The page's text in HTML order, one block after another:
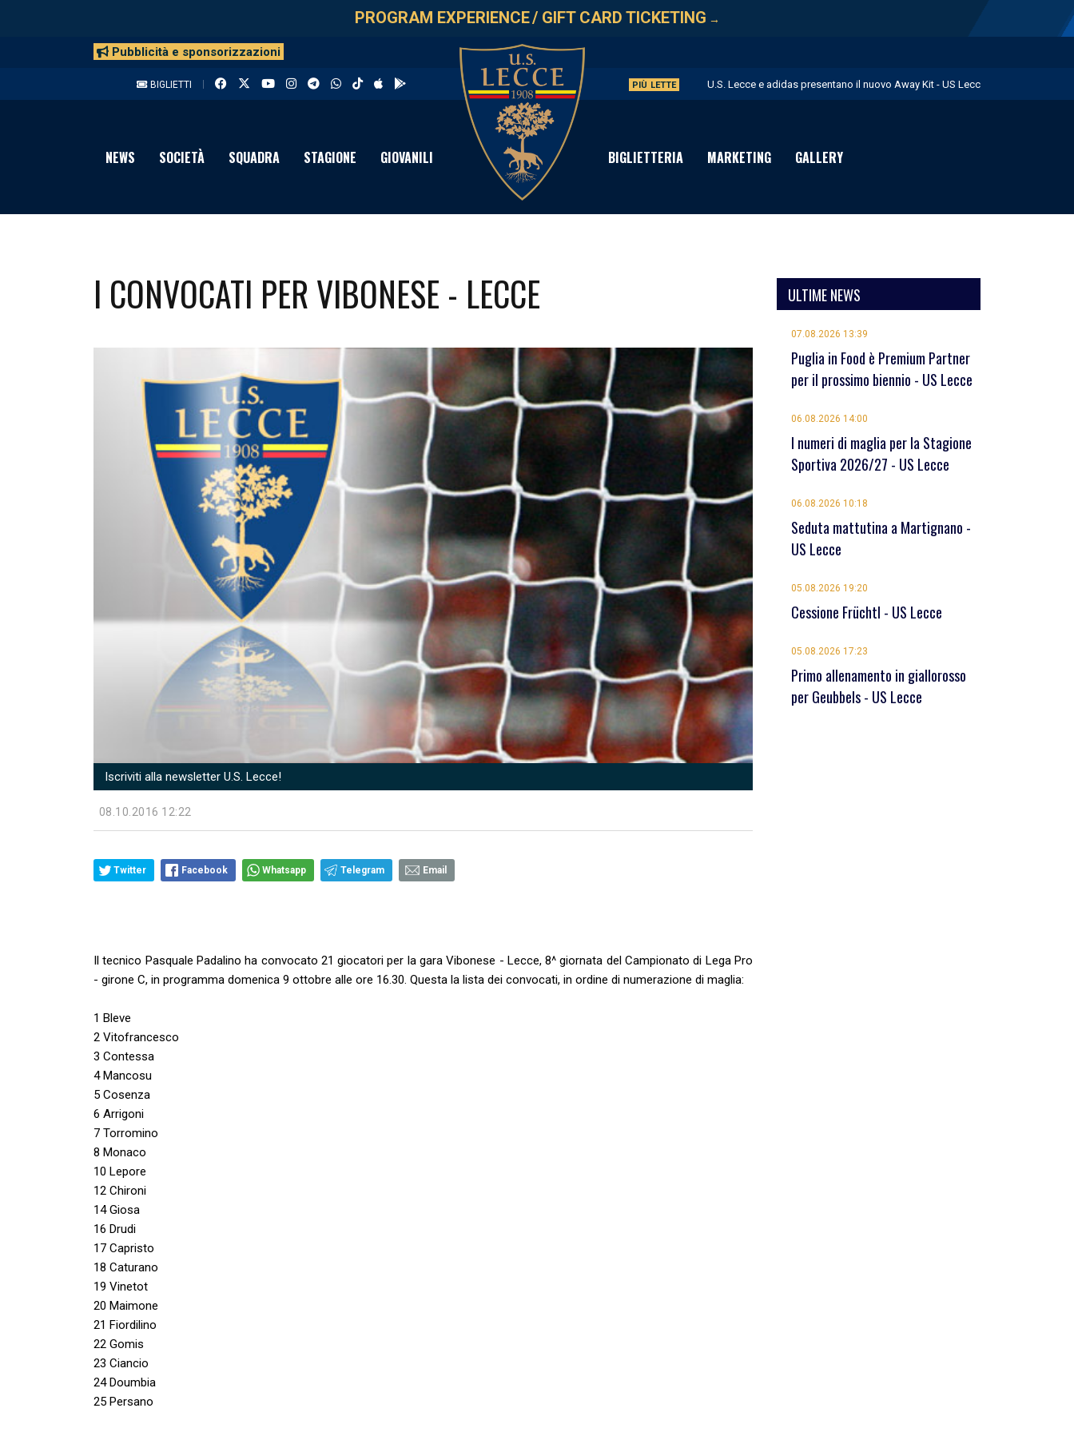
PROGRAM EXPERIENCE/ GIFT CARD TICKETING →
Pubblicità e sponsorizzazioni
BIGLIETTI PIÙ LETTE U.S. Lecce e adidas presentano il nuovo Away Kit - US Lecce
Primo allenamento in giallorosso per Geubbels - US Lecce
I numeri di maglia per la Stagione Sportiva 2026/27 - US Lecce
NEWS SOCIETÀ SQUADRA STAGIONE GIOVANILI BIGLIETTERIA MARKETING GALLERY
I CONVOCATI PER VIBONESE - LECCE
Iscriviti alla newsletter U.S. Lecce!
08.10.2016 12:22
Twitter Facebook Whatsapp Telegram Email
Il tecnico Pasquale Padalino ha convocato 21 giocatori per la gara Vibonese - Lecce, 8^ giornata del Campionato di Lega Pro
- girone C, in programma domenica 9 ottobre alle ore 16.30. Questa la lista dei convocati, in ordine di numerazione di maglia:
1 Bleve
2 Vitofrancesco
3 Contessa
4 Mancosu
5 Cosenza
6 Arrigoni
7 Torromino
8 Monaco
10 Lepore
12 Chironi
14 Giosa
16 Drudi
17 Capristo
18 Caturano
19 Vinetot
20 Maimone
21 Fiordilino
22 Gomis
23 Ciancio
24 Doumbia
25 Persano
ULTIME NEWS
07.08.2026 13:39
Puglia in Food è Premium Partner
per il prossimo biennio - US Lecce
06.08.2026 14:00
I numeri di maglia per la Stagione
Sportiva 2026/27 - US Lecce
06.08.2026 10:18
Seduta mattutina a Martignano -
US Lecce
05.08.2026 19:20
Cessione Früchtl - US Lecce
05.08.2026 17:23
Primo allenamento in giallorosso
per Geubbels - US Lecce